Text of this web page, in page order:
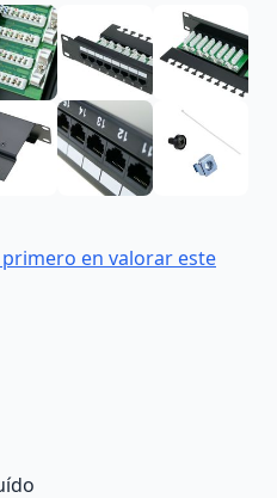
en valorar este